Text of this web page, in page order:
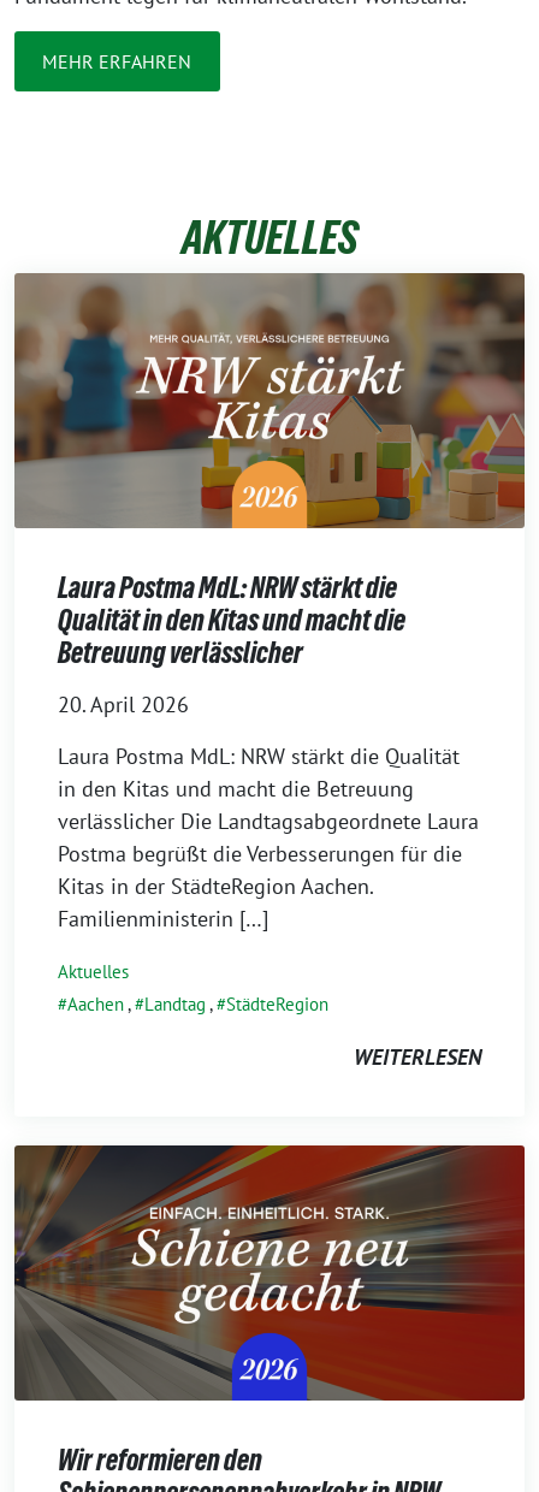
MEHR ERFAHREN
AKTUELLES
Laura Postma MdL: NRW stärkt die
Qualität in den Kitas und macht die
Betreuung verlässlicher
20. April 2026
Laura Postma MdL: NRW stärkt die Qualität
in den Kitas und macht die Betreuung
verlässlicher Die Landtagsabgeordnete Laura
Postma begrüßt die Verbesserungen für die
Kitas in der StädteRegion Aachen.
Familienministerin […]
Aktuelles
Aachen, Landtag , StädteRegion
WEITERLESEN
Wir reformieren den